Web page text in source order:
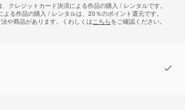
クレジットカード決済による作品の購入 / レンタルです。
る作品の購入 / レンタルは、20％のポイント還元です。
や商品があります。くわしくはこちらをご確認ください。